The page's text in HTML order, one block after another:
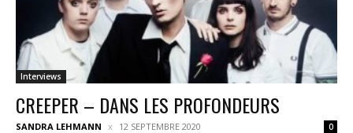
Interviews
CREEPER – DANS LES PROFONDEURS
SANDRA LEHMANN 12 SEPTEMBRE 2020 0